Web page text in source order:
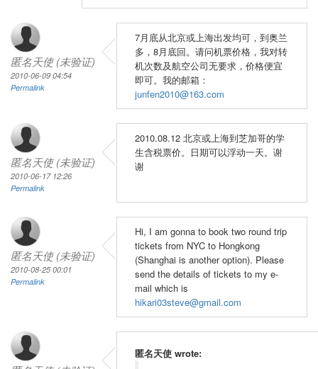
匿名天使 (未验证)
2010-06-09 04:54
Permalink
7月底从北京或上海出发均可，到奥兰
多，8月底回。请问机票价格，我对转
机次数及航空公司无要求，价格便宜
即可。我的邮箱：
junfen2010@163.com
匿名天使 (未验证)
2010-06-17 12:26
Permalink
2010.08.12 北京或上海到芝加哥的学
生含税票价。日期可以浮动一天。谢
谢
匿名天使 (未验证)
2010-08-25 00:01
Permalink
Hi, I am gonna to book two round trip
tickets from NYC to Hongkong
(Shanghai is another option). Please
send the details of tickets to my e-
mail which is
hikari03steve@gmail.com
匿名天使 wrote: